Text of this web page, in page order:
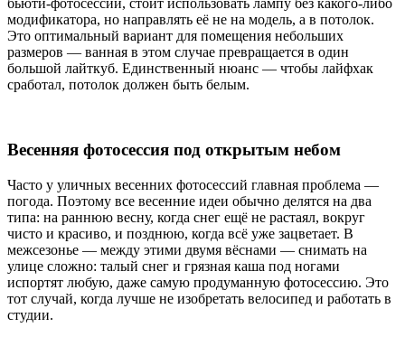
модификатора, но направлять её не на модель, а в потолок.
Это оптимальный вариант для помещения небольших
размеров — ванная в этом случае превращается в один
большой лайткуб. Единственный нюанс — чтобы лайфхак
сработал, потолок должен быть белым.
Весенняя фотосессия под открытым небом
Часто у уличных весенних фотосессий главная проблема —
погода. Поэтому все весенние идеи обычно делятся на два
типа: на раннюю весну, когда снег ещё не растаял, вокруг
чисто и красиво, и позднюю, когда всё уже зацветает. В
межсезонье — между этими двумя вёснами — снимать на
улице сложно: талый снег и грязная каша под ногами
испортят любую, даже самую продуманную фотосессию. Это
тот случай, когда лучше не изобретать велосипед и работать в
студии.